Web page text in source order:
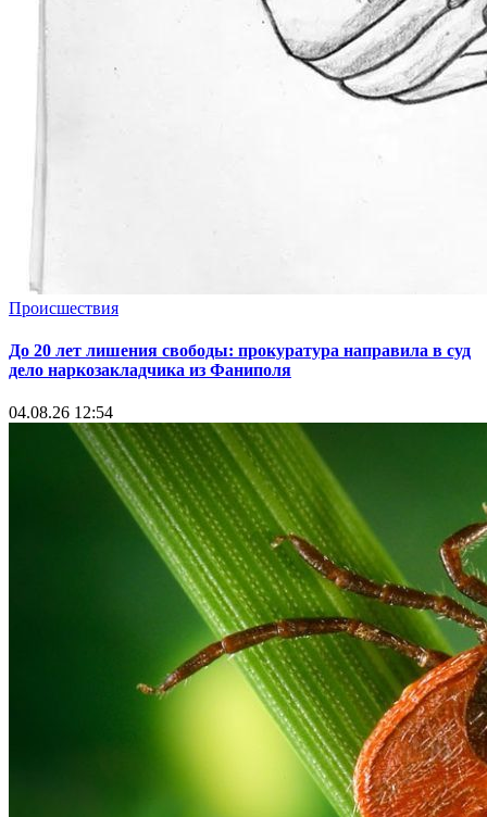
Происшествия
До 20 лет лишения свободы: прокуратура направила в суд
дело наркозакладчика из Фаниполя
04.08.26 12:54